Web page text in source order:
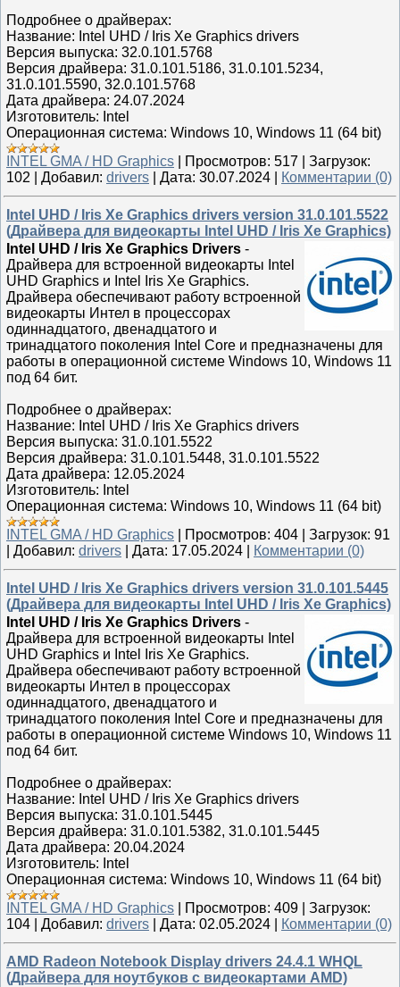
Подробнее о драйверах:
Название: Intel UHD / Iris Xe Graphics drivers
Версия выпуска: 32.0.101.5768
Версия драйвера: 31.0.101.5186, 31.0.101.5234,
31.0.101.5590, 32.0.101.5768
Дата драйвера: 24.07.2024
Изготовитель: Intel
Операционная система: Windows 10, Windows 11 (64 bit)
INTEL GMA / HD Graphics
Просмотров: 517
Загрузок:
102
Добавил: drivers Дата: 30.07.2024 Комментарии (0)
Intel UHD / Iris Xe Graphics drivers version 31.0.101.5522
(Драйвера для видеокарты Intel UHD / Iris Xe Graphics)
Intel UHD / Iris Xe Graphics Drivers -
Драйвера для встроенной видеокарты Intel
UHD Graphics и Intel Iris Xe Graphics.
Драйвера обеспечивают работу встроенной
видеокарты Интел в процессорах
одиннадцатого, двенадцатого и
тринадцатого поколения Intel Core и предназначены для
работы в операционной системе Windows 10, Windows 11
под 64 бит.
Подробнее о драйверах:
Название: Intel UHD / Iris Xe Graphics drivers
Версия выпуска: 31.0.101.5522
Версия драйвера: 31.0.101.5448, 31.0.101.5522
Дата драйвера: 12.05.2024
Изготовитель: Intel
Операционная система: Windows 10, Windows 11 (64 bit)
INTEL GMA / HD Graphics
Просмотров: 404 Загрузок: 91
Добавил: drivers Дата: 17.05.2024 Комментарии (0)
Intel UHD / Iris Xe Graphics drivers version 31.0.101.5445
(Драйвера для видеокарты Intel UHD / Iris Xe Graphics)
Intel UHD / Iris Xe Graphics Drivers -
Драйвера для встроенной видеокарты Intel
UHD Graphics и Intel Iris Xe Graphics.
Драйвера обеспечивают работу встроенной
видеокарты Интел в процессорах
одиннадцатого, двенадцатого и
тринадцатого поколения Intel Core и предназначены для
работы в операционной системе Windows 10, Windows 11
под 64 бит.
Подробнее о драйверах:
Название: Intel UHD / Iris Xe Graphics drivers
Версия выпуска: 31.0.101.5445
Версия драйвера: 31.0.101.5382, 31.0.101.5445
Дата драйвера: 20.04.2024
Изготовитель: Intel
Операционная система: Windows 10, Windows 11 (64 bit)
INTEL GMA / HD Graphics
Просмотров: 409
Загрузок:
104
Добавил: drivers Дата: 02.05.2024 Комментарии (0)
AMD Radeon Notebook Display drivers 24.4.1 WHQL
(Драйвера для ноутбуков с видеокартами AMD)